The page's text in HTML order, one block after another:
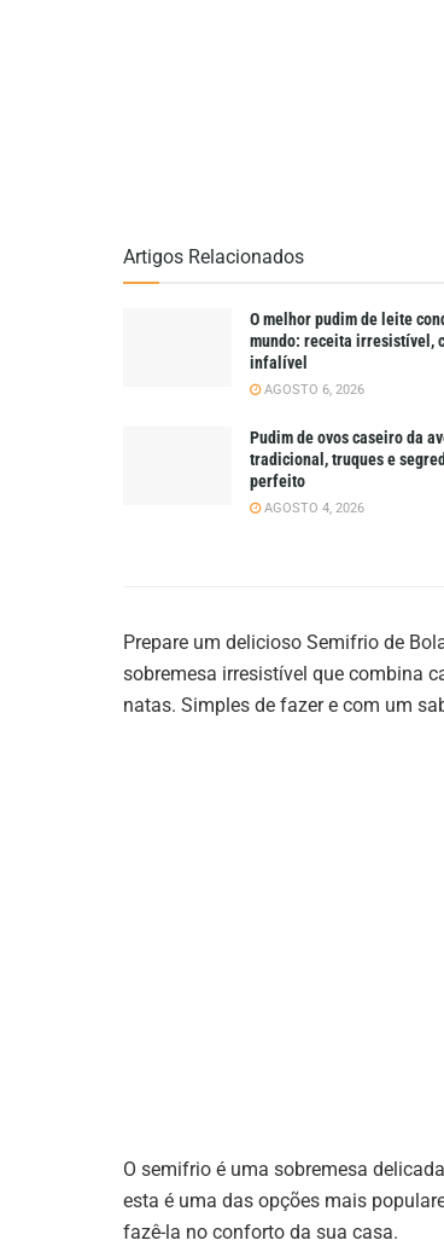
Artigos Relacionados
O melhor pudim de leite
mundo: receita irresistível,
infalível
AGOSTO 6, 2026
Pudim de ovos caseiro da
tradicional, truques e
perfeito
AGOSTO 4, 2026
Prepare um delicioso Semifrio de
sobremesa irresistível que combina
natas. Simples de fazer e com um
O semifrio é uma sobremesa
esta é uma das opções mais
fazê-la no conforto da sua casa.